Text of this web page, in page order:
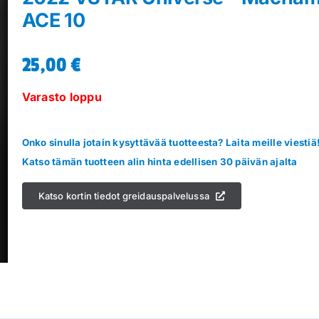
ACE 10
25,00€
Varasto loppu
Onko sinulla jotain kysyttävää tuotteesta? Laita meille
Katso tämän tuotteen alin hinta edellisen 30 päivän ajalta
Katso kortin tiedot greidauspalvelussa